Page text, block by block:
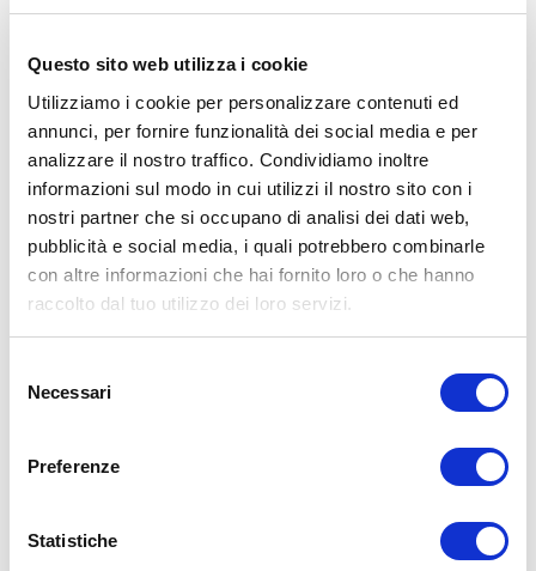
Questo sito web utilizza i cookie
Utilizziamo i cookie per personalizzare contenuti ed
annunci, per fornire funzionalità dei social media e per
analizzare il nostro traffico. Condividiamo inoltre
informazioni sul modo in cui utilizzi il nostro sito con i
nostri partner che si occupano di analisi dei dati web,
pubblicità e social media, i quali potrebbero combinarle
con altre informazioni che hai fornito loro o che hanno
raccolto dal tuo utilizzo dei loro servizi.
delNecessari
Preferenze
Statistiche
Addominali